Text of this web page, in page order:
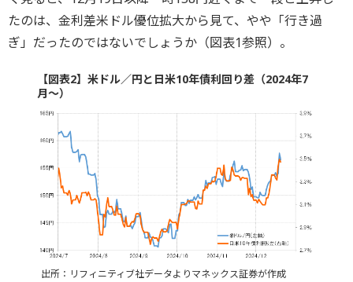
たのは、金利差米ドル優位拡大から見て、やや「行き過
ぎ」だったのではないでしょうか（図表1参照）。
【図表2】米ドル／円と日米10年債利回り差（2024年7
月～）
出所：リフィニティブ社データよりマネックス証券が作成